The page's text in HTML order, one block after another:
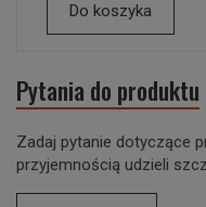
Do koszyka
Pytania do produktu
Zadaj pytanie dotyczące
przyjemnością udzieli